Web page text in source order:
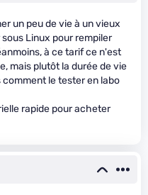
un peu de vie à un vieux
sous Linux pour rempiler
à ce tarif ce n'est
mais plutôt la durée de vie
comment le tester en labo
rapide pour acheter